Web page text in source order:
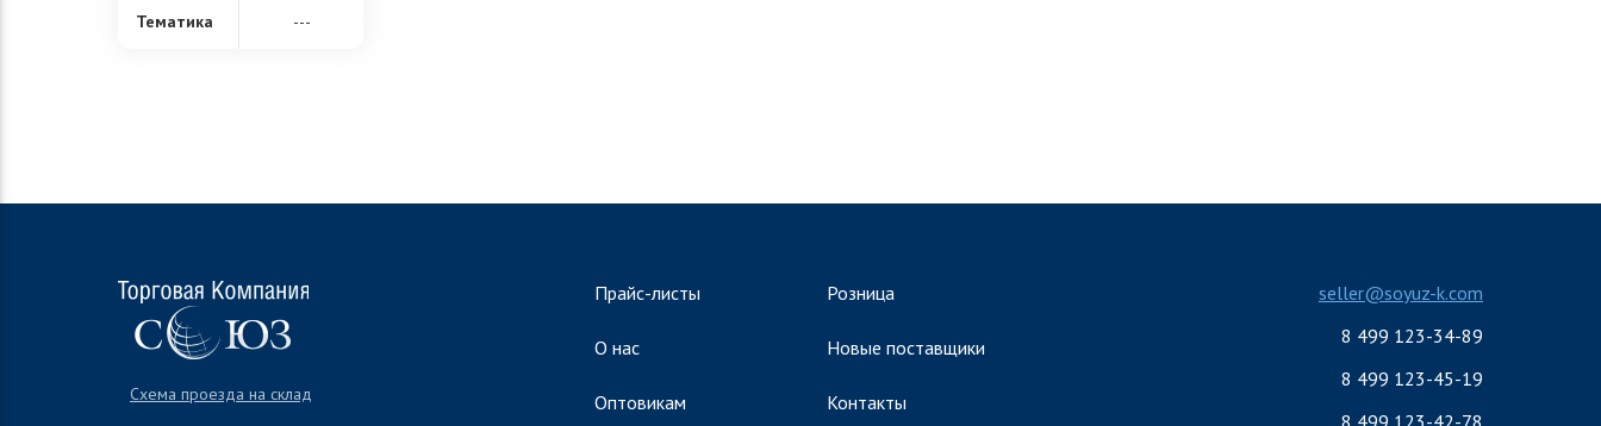
Тематика ---
Схема проезда на склад
Прайс-листы
О нас
Оптовикам
Розница
Новые поставщики
Контакты
seller@soyuz-k.com
8 499 123-34-89
8 499 123-45-19
8 499 123-42-78